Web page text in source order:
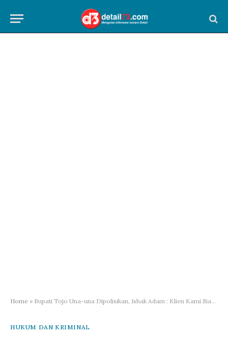
Home » Bupati Tojo Una-una Dipolisikan, Ishak Adam : Klien Kami Siap Hadapi Proses Hukum
HUKUM DAN KRIMINAL